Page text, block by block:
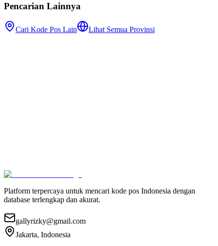
Pencarian Lainnya
Cari Kode Pos Lain Lihat Semua Provinsi
Platform terpercaya untuk mencari kode pos Indonesia dengan
database terlengkap dan akurat.
gallyrizky@gmail.com
Jakarta, Indonesia